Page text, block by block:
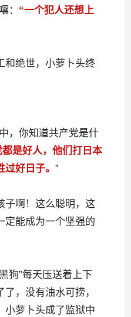
： “一个犯人还想上
和绝世，小萝卜头终
，你知道共产党是什
都是好人，他们打日本
过好日子。”
子啊！这么聪明，这
定能成为一个坚强的
狗”每天压送着上下
，没有油水可捞，
小萝卜头成了监狱中